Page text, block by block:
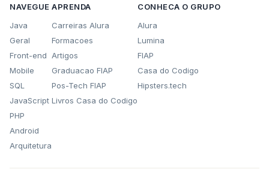
NAVEGUE
Java
Geral
Front-end
Mobile
SQL
JavaScript
PHP
Android
Arquitetura
APRENDA
Carreiras Alura
Formacoes
Artigos
Graduacao FIAP
Pos-Tech FIAP
Livros Casa do Codigo
CONHECA O GRUPO
Alura
Lumina
FIAP
Casa do Codigo
Hipsters.tech